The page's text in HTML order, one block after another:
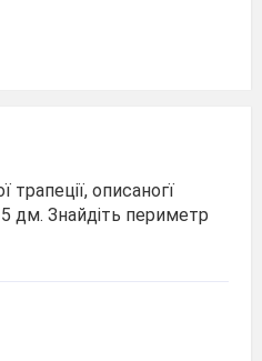
трапеції, описаногї
дм. Знайдіть периметр